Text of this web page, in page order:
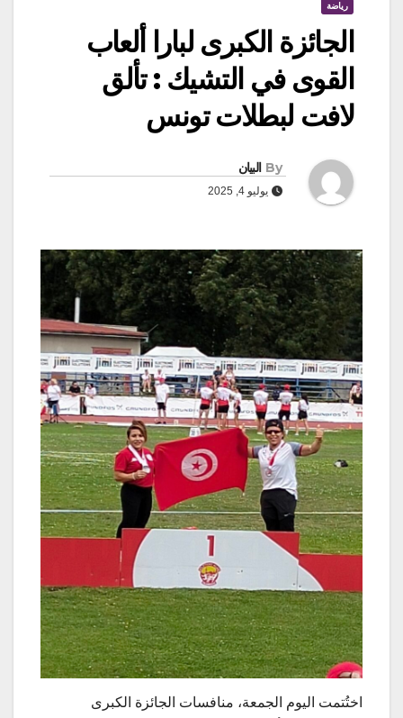
رياضة
الجائزة الكبرى لبارا ألعاب
القوى في التشيك : تألق
لافت لبطلات تونس
By البيان
يوليو 4, 2025
اختُتمت اليوم الجمعة، منافسات الجائزة الكبرى